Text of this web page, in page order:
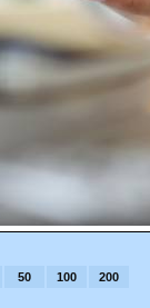
50 100 200